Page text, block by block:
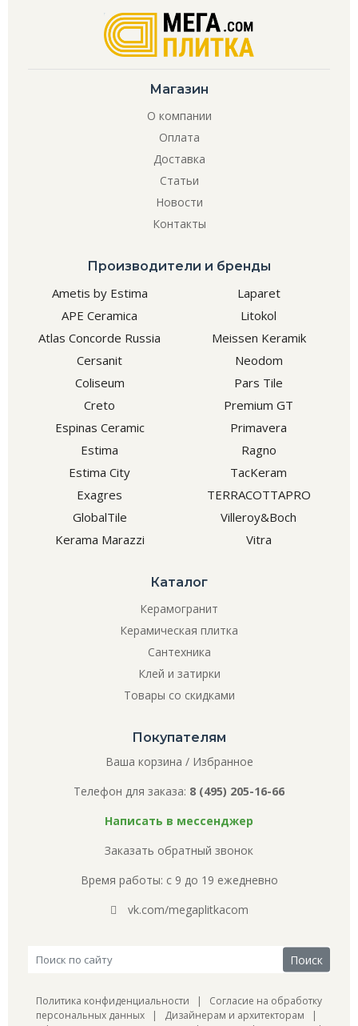
Магазин
О компании
Оплата
Доставка
Статьи
Новости
Контакты
Производители и бренды
Ametis by Estima
APE Ceramica
Atlas Concorde Russia
Cersanit
Coliseum
Creto
Espinas Ceramic
Estima
Estima City
Exagres
GlobalTile
Kerama Marazzi
Laparet
Litokol
Meissen Keramik
Neodom
Pars Tile
Premium GT
Primavera
Ragno
TacKeram
TERRACOTTAPRO
Villeroy&Boch
Vitra
Каталог
Керамогранит
Керамическая плитка
Сантехника
Клей и затирки
Товары со скидками
Покупателям
Ваша корзина / Избранное
Телефон для заказа: 8 (495) 205-16-66
Написать в мессенджер
Заказать обратный звонок
Время работы: с 9 до 19 ежедневно
vk.com/megaplitkacom
Политика конфиденциальности | Согласие на обработку
персональных данных | Дизайнерам и архитекторам |